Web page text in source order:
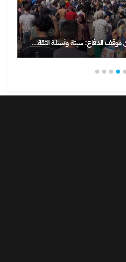
موقف الدفاع: سبتة وأسئلة الثقة…